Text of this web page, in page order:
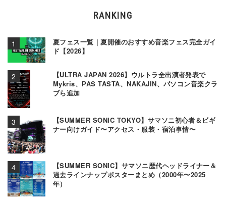
RANKING
夏フェス一覧｜夏開催のおすすめ音楽フェス完全ガイ
ド【2026】
【ULTRA JAPAN 2026】ウルトラ全出演者発表で
Mykris、PAS TASTA、NAKAJIN、パソコン音楽クラ
ブら追加
【SUMMER SONIC TOKYO】サマソニ初心者＆ビギ
ナー向けガイド〜アクセス・服装・宿泊事情〜
【SUMMER SONIC】サマソニ歴代ヘッドライナー＆
過去ラインナップポスターまとめ（2000年〜2025
年）